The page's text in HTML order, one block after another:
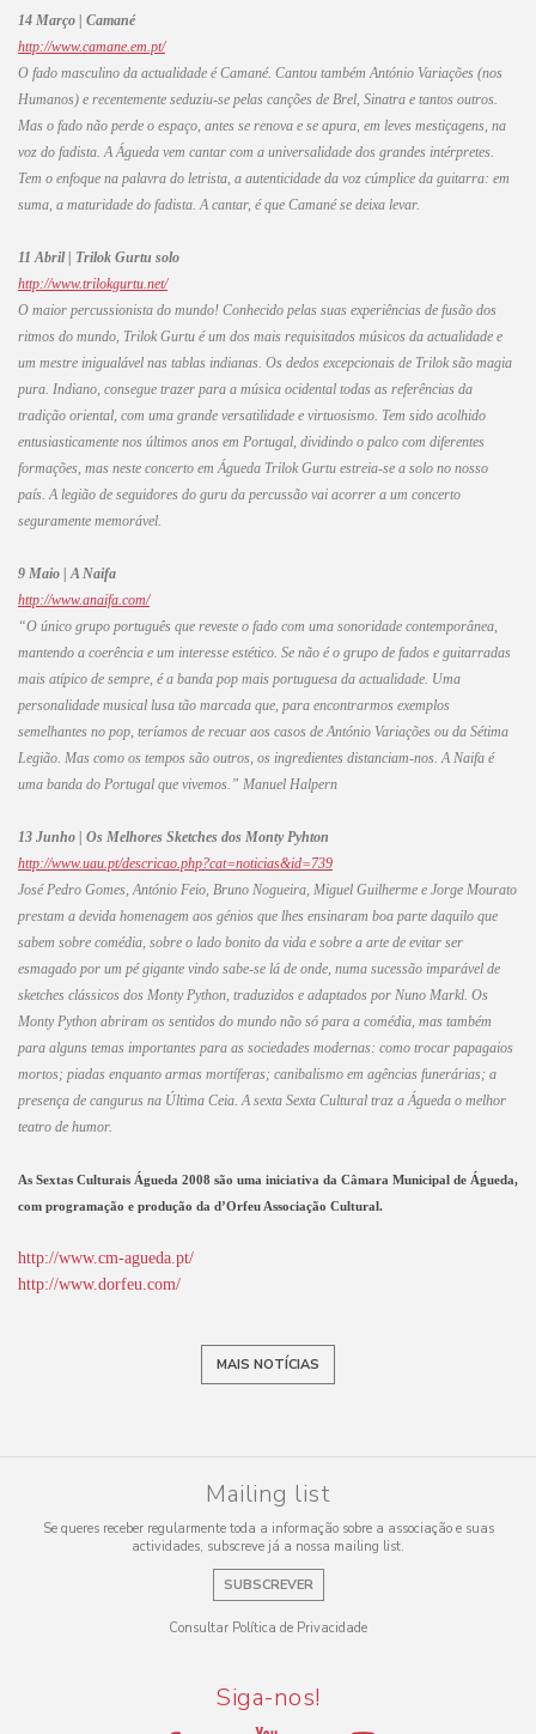
14 Março | Camané
http://www.camane.em.pt/
O fado masculino da actualidade é Camané. Cantou também António Variações (nos
Humanos) e recentemente seduziu-se pelas canções de Brel, Sinatra e tantos outros.
Mas o fado não perde o espaço, antes se renova e se apura, em leves mestiçagens, na
voz do fadista. A Águeda vem cantar com a universalidade dos grandes intérpretes.
Tem o enfoque na palavra do letrista, a autenticidade da voz cúmplice da guitarra: em
suma, a maturidade do fadista. A cantar, é que Camané se deixa levar.
11 Abril | Trilok Gurtu solo
http://www.trilokgurtu.net/
O maior percussionista do mundo! Conhecido pelas suas experiências de fusão dos
ritmos do mundo, Trilok Gurtu é um dos mais requisitados músicos da actualidade e
um mestre inigualável nas tablas indianas. Os dedos excepcionais de Trilok são magia
pura. Indiano, consegue trazer para a música ocidental todas as referências da
tradição oriental, com uma grande versatilidade e virtuosismo. Tem sido acolhido
entusiasticamente nos últimos anos em Portugal, dividindo o palco com diferentes
formações, mas neste concerto em Águeda Trilok Gurtu estreia-se a solo no nosso
país. A legião de seguidores do guru da percussão vai acorrer a um concerto
seguramente memorável.
9 Maio | A Naifa
http://www.anaifa.com/
“O único grupo português que reveste o fado com uma sonoridade contemporânea,
mantendo a coerência e um interesse estético. Se não é o grupo de fados e guitarradas
mais atípico de sempre, é a banda pop mais portuguesa da actualidade. Uma
personalidade musical lusa tão marcada que, para encontrarmos exemplos
semelhantes no pop, teríamos de recuar aos casos de António Variações ou da Sétima
Legião. Mas como os tempos são outros, os ingredientes distanciam-nos. A Naifa é
uma banda do Portugal que vivemos.” Manuel Halpern
13 Junho | Os Melhores Sketches dos Monty Pyhton
http://www.uau.pt/descricao.php?cat=noticias&id=739
José Pedro Gomes, António Feio, Bruno Nogueira, Miguel Guilherme e Jorge Mourato
prestam a devida homenagem aos génios que lhes ensinaram boa parte daquilo que
sabem sobre comédia, sobre o lado bonito da vida e sobre a arte de evitar ser
esmagado por um pé gigante vindo sabe-se lá de onde, numa sucessão imparável de
sketches clássicos dos Monty Python, traduzidos e adaptados por Nuno Markl. Os
Monty Python abriram os sentidos do mundo não só para a comédia, mas também
para alguns temas importantes para as sociedades modernas: como trocar papagaios
mortos; piadas enquanto armas mortíferas; canibalismo em agências funerárias; a
presença de cangurus na Última Ceia. A sexta Sexta Cultural traz a Águeda o melhor
teatro de humor.
As Sextas Culturais Águeda 2008 são uma iniciativa da Câmara Municipal de Águeda,
com programação e produção da d’Orfeu Associação Cultural.
http://www.cm-agueda.pt/
http://www.dorfeu.com/
MAIS NOTÍCIAS
Mailing list
Se queres receber regularmente toda a informação sobre a associação e suas
actividades, subscreve já a nossa mailing list.
SUBSCREVER
Consultar Política de Privacidade
Siga-nos!